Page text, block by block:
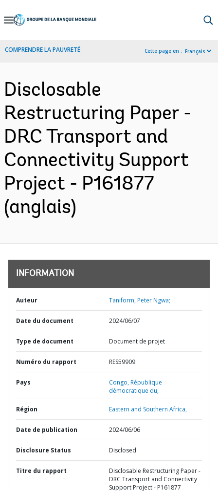
Skip
Navigation
COMPRENDRE LA PAUVRETÉ Cette page en : Français
Disclosable
Restructuring Paper -
DRC Transport and
Connectivity Support
Project - P161877
(anglais)
INFORMATION
Auteur Taniform, Peter Ngwa;
Date du document 2024/06/07
Type de document Document de projet
Numéro du rapport RES59909
Pays Congo,République
démocratique du,
Région Eastern and Southern Africa,
Date de publication 2024/06/06
Disclosure Status Disclosed
Titre du rapport
Disclosable Restructuring Paper -
DRC Transport and Connectivity
Support Project - P161877